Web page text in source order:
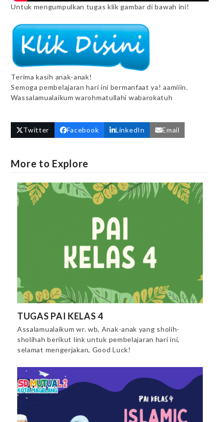
Untuk mengumpulkan tugas klik gambar di bawah ini!
Terima kasih anak-anak!
Semoga pembelajaran hari ini bermanfaat ya! aamiiin.
Wassalamualaikum warohmatullahi wabarokatuh
Twitter Facebook LinkedIn Email
More to Explore
TUGAS PAI KELAS 4
Assalamualaikum wr. wb, Anak-anak yang sholih-
sholihah berikut link untuk pembelajaran hari ini,
selamat mengerjakan, Good Luck!